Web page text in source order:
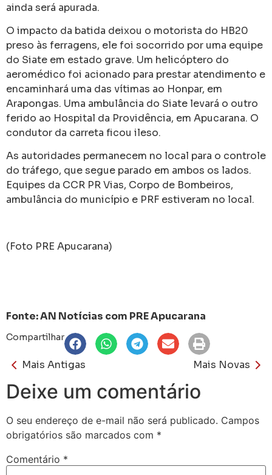
ainda será apurada.
O impacto da batida deixou o motorista do HB20
preso às ferragens, ele foi socorrido por uma equipe
do Siate em estado grave. Um helicóptero do
aeromédico foi acionado para prestar atendimento e
encaminhará uma das vítimas ao Honpar, em
Arapongas. Uma ambulância do Siate levará o outro
ferido ao Hospital da Providência, em Apucarana. O
condutor da carreta ficou ileso.
As autoridades permanecem no local para o controle
do tráfego, que segue parado em ambos os lados.
Equipes da CCR PR Vias, Corpo de Bombeiros,
ambulância do município e PRF estiveram no local.
(Foto PRE Apucarana)
Fonte: AN Notícias com PRE Apucarana
Compartilhar
Mais Antigas Mais Novas
Deixe um comentário
O seu endereço de e-mail não será publicado. Campos
obrigatórios são marcados com *
Comentário *